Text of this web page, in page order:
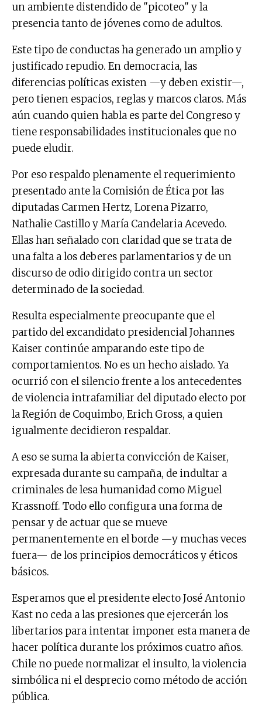
un ambiente distendido de "picoteo" y la
presencia tanto de jóvenes como de adultos.
Este tipo de conductas ha generado un amplio y
justificado repudio. En democracia, las
diferencias políticas existen —y deben existir—,
pero tienen espacios, reglas y marcos claros. Más
aún cuando quien habla es parte del Congreso y
tiene responsabilidades institucionales que no
puede eludir.
Por eso respaldo plenamente el requerimiento
presentado ante la Comisión de Ética por las
diputadas Carmen Hertz, Lorena Pizarro,
Nathalie Castillo y María Candelaria Acevedo.
Ellas han señalado con claridad que se trata de
una falta a los deberes parlamentarios y de un
discurso de odio dirigido contra un sector
determinado de la sociedad.
Resulta especialmente preocupante que el
partido del excandidato presidencial Johannes
Kaiser continúe amparando este tipo de
comportamientos. No es un hecho aislado. Ya
ocurrió con el silencio frente a los antecedentes
de violencia intrafamiliar del diputado electo por
la Región de Coquimbo, Erich Gross, a quien
igualmente decidieron respaldar.
A eso se suma la abierta convicción de Kaiser,
expresada durante su campaña, de indultar a
criminales de lesa humanidad como Miguel
Krassnoff. Todo ello configura una forma de
pensar y de actuar que se mueve
permanentemente en el borde —y muchas veces
fuera— de los principios democráticos y éticos
básicos.
Esperamos que el presidente electo José Antonio
Kast no ceda a las presiones que ejercerán los
libertarios para intentar imponer esta manera de
hacer política durante los próximos cuatro años.
Chile no puede normalizar el insulto, la violencia
simbólica ni el desprecio como método de acción
pública.